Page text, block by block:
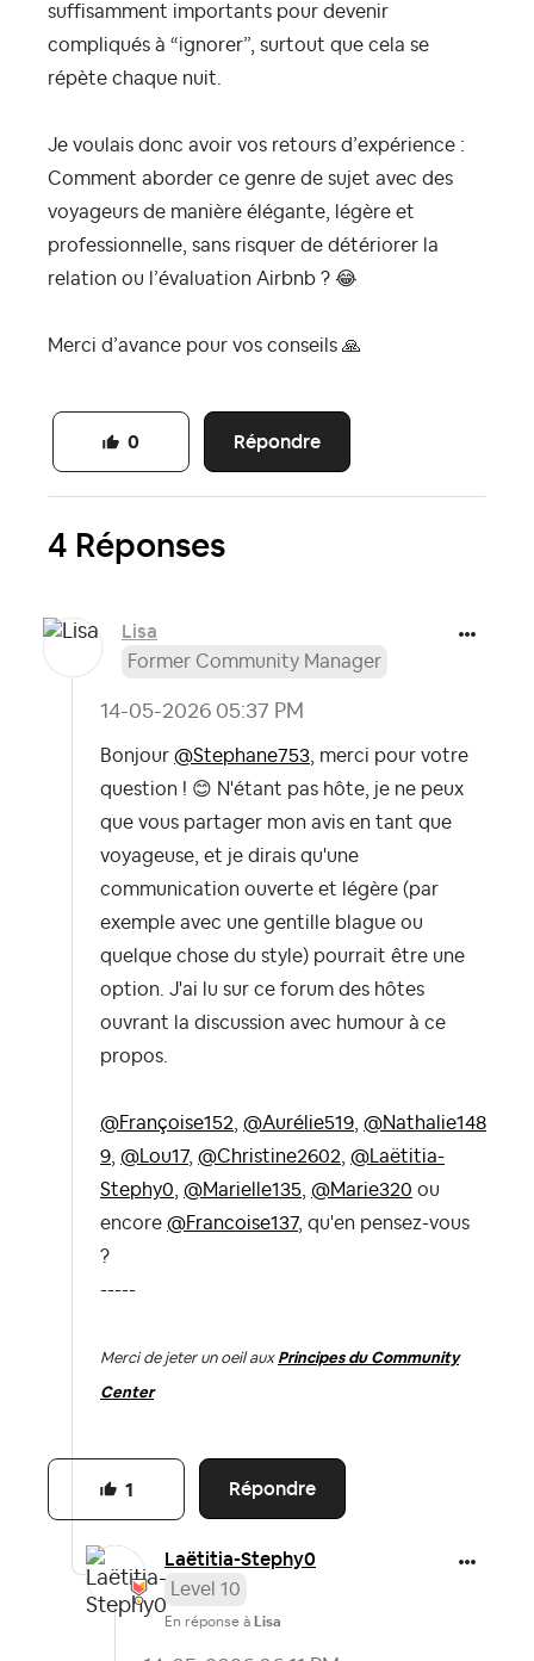
suffisamment importants pour devenir
compliqués à “ignorer”, surtout que cela se
répète chaque nuit.
Je voulais donc avoir vos retours d’expérience :
Comment aborder ce genre de sujet avec des
voyageurs de manière élégante, légère et
professionnelle, sans risquer de détériorer la
relation ou l’évaluation Airbnb ? 😂
Merci d’avance pour vos conseils 🙏
Répondre
0
4 Réponses
Lisa
Former Community Manager
‎14-05-2026 05:37 PM
Bonjour @Stephane753, merci pour votre
question ! 😊 N'étant pas hôte, je ne peux
que vous partager mon avis en tant que
voyageuse, et je dirais qu'une
communication ouverte et légère (par
exemple avec une gentille blague ou
quelque chose du style) pourrait être une
option. J'ai lu sur ce forum des hôtes
ouvrant la discussion avec humour à ce
propos.
@Françoise152, @Aurélie519, @Nathalie148
9, @Lou17, @Christine2602, @Laëtitia-
Stephy0, @Marielle135, @Marie320 ou
encore @Francoise137, qu'en pensez-vous
?
-----
Merci de jeter un oeil aux Principes du Community
Center
Répondre
1
Laëtitia-Stephy0
Level 10
En réponse à Lisa